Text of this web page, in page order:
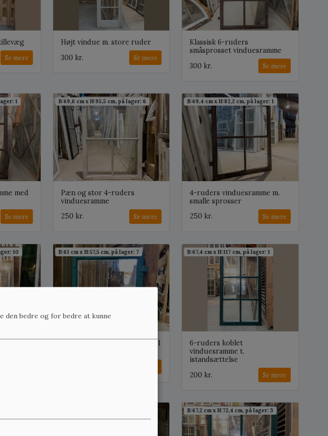
Se mere
Højt vindue m. store ruder
300 kr.
Se mere
Klassisk 6-ruders
småsprosset vinduesramme
300 kr.
Se mere
1
med
Se mere
B:69,6 cm x H:95,5 cm, på lager: 6
Pæn og stor 4-ruders
vinduesramme
250 kr.
Se mere
B:69,4 cm x H:82,2 cm, på lager: 1
4-ruders vinduesramme m.
smalle sprosser
250 kr.
Se mere
10 B:61 cm x H:57,5 cm, på lager: 7
Klassisk kernetræsvindue m. 1
B:67,4 cm x H:117 cm, på lager: 1
6-ruders koblet
vinduesramme t.
istandsættelse
200 kr.
Se mere
B:67,2 cm x H:72,4 cm, på lager: 3
den bedre og for bedre at kunne